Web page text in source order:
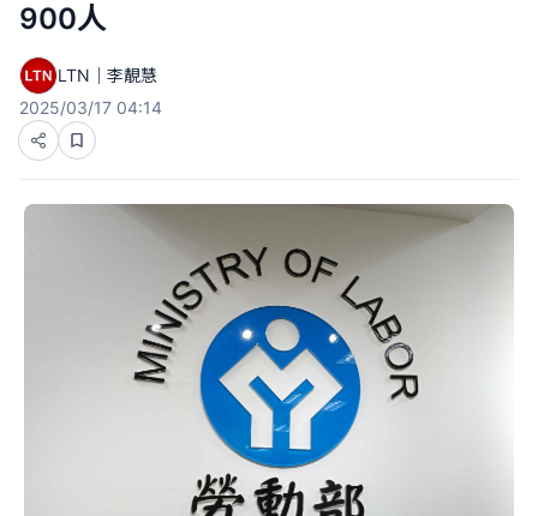
900人
LTN｜李靚慧
2025/03/17 04:14